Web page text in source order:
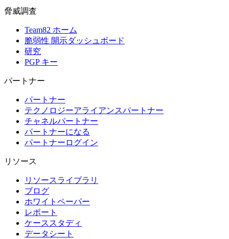
脅威調査
Team82 ホーム
脆弱性 開示ダッシュボード
研究
PGP キー
パートナー
パートナー
テクノロジーアライアンスパートナー
チャネルパートナー
パートナーになる
パートナーログイン
リソース
リソースライブラリ
ブログ
ホワイトペーパー
レポート
ケーススタディ
データシート